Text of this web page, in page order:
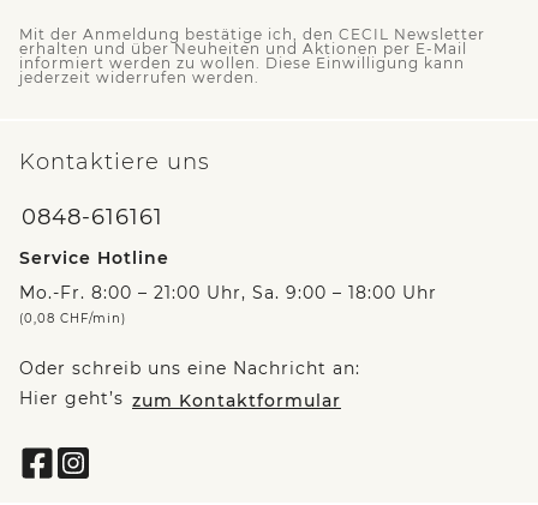
Mit der Anmeldung bestätige ich, den CECIL Newsletter
erhalten und über Neuheiten und Aktionen per E-Mail
informiert werden zu wollen. Diese Einwilligung kann
jederzeit widerrufen werden.
Kontaktiere uns
0848-616161
Service Hotline
Mo.-Fr. 8:00 – 21:00 Uhr, Sa. 9:00 – 18:00 Uhr
(0,08 CHF/min)
Oder schreib uns eine Nachricht an:
Hier geht’s zum Kontaktformular